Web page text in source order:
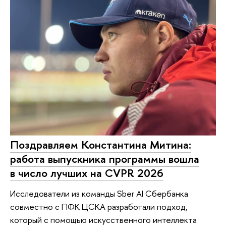
Поздравляем Константина Митина:
работа выпускника программы вошла
в число лучших на CVPR 2026
Исследователи из команды Sber AI Сбербанка
совместно с ПФК ЦСКА разработали подход,
который с помощью искусственного интеллекта